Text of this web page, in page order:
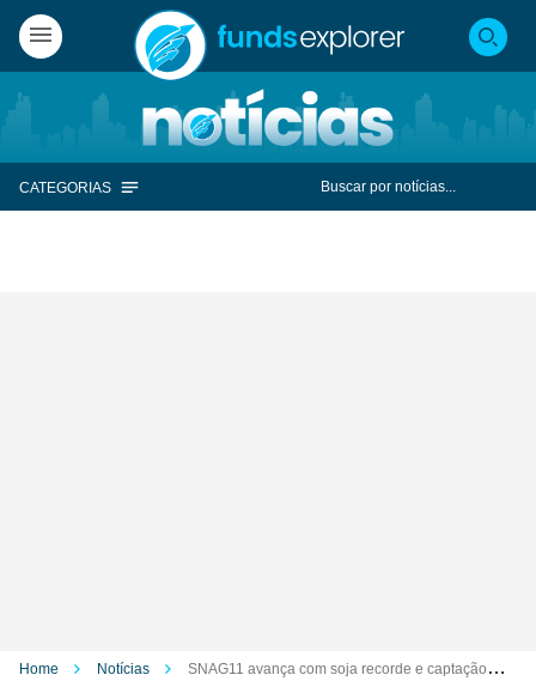
CATEGORIAS
Home Notícias
SNAG11 avança com soja recorde e captação